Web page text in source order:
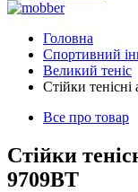
Головна
Спортивний
Великий теніс
Стійки
Все про товар
Стійки
9709BT